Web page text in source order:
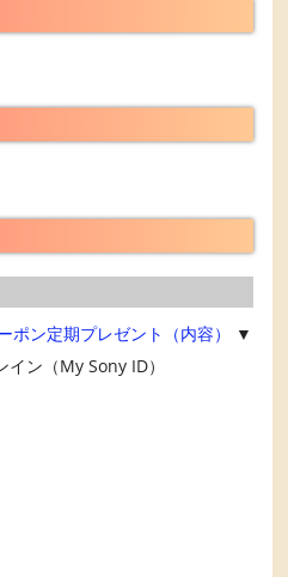
ポン定期プレゼント（内容）
▼
イン（My Sony ID）